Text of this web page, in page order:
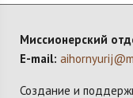
Миссионерский
E-mail:
Создание и